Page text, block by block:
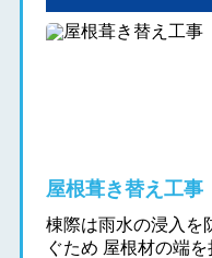
屋根葺き替え工事
棟際は雨水の浸入を
ぐため 屋根材の端を